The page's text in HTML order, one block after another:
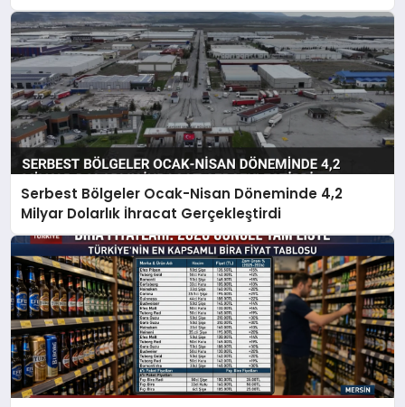
Serbest Bölgeler Ocak-Nisan Döneminde 4,2
Milyar Dolarlık İhracat Gerçekleştirdi